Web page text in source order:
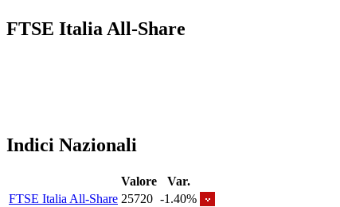
FTSE Italia All-Share
Indici Nazionali
Valore
Var.
FTSE Italia All-Share 25720 -1.40%